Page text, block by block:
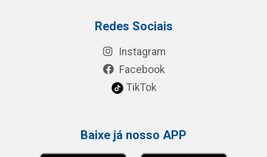
Redes Sociais
Instagram
Facebook
TikTok
Baixe já nosso APP